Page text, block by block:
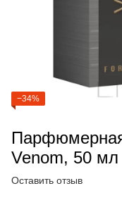
−34%
Venom, 50 мл
Оставить отзыв